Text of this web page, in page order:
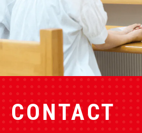
CONTACT